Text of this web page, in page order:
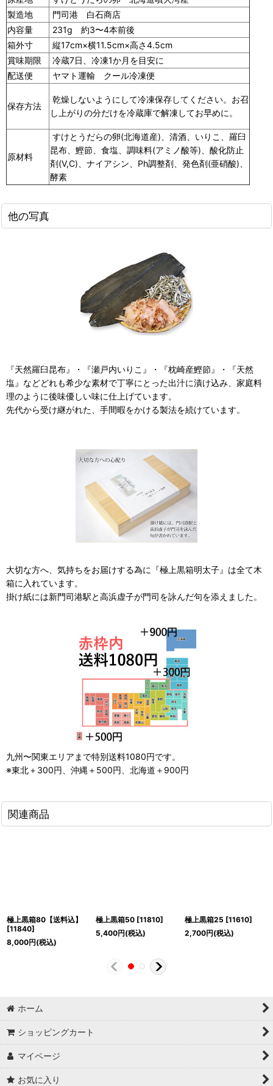
製造地
門司港 白石商店
内容量
231g 約3〜4本前後
箱外寸
縦17cm×横11.5cm×高さ4.5cm
賞味期限
冷蔵7日、冷凍1か月を目安に
配送便
ヤマト運輸 クール冷凍便
保存方法
乾燥しないようにして冷凍保存してください。お召
し上がりの分だけを冷蔵庫で解凍してお早めに。
原材料
すけとうだらの卵(北海道産)、清酒、いりこ、羅臼
昆布、鰹節、食塩、調味料(アミノ酸等)、酸化防止
剤(V,C)、ナイアシン、Ph調整剤、発色剤(亜硝酸)、
酵素
他の写真
『天然羅臼昆布』・『瀬戸内いりこ』・『枕崎産鰹節』・『天然
塩』などどれも希少な素材で丁寧にとった出汁に漬け込み、家庭料
理のように後味優しい味に仕上げています。
先代から受け継がれた、手間暇をかける製法を続けています。
大切な方へ、気持ちをお届けする為に『極上黒箱明太子』は全て木
箱に入れています。
掛け紙には新門司港駅と高浜虚子が門司を詠んだ句を添えました。
九州〜関東エリアまで特別送料1080円です。
※東北＋300円、沖縄＋500円、北海道＋900円
関連商品
極上黒箱80【送料込】
[11840]
8,000円(税込)
極上黒箱50 [11810]
5,400円(税込)
極上黒箱25 [11610]
2,700円(税込)
ホーム
ショッピングカート
マイページ
お気に入り